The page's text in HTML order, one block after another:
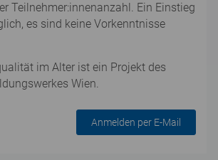
Teilnehmer:innenanzahl. Ein Einstieg
es sind keine Vorkenntnisse
im Alter ist ein Projekt des
Wien.
Anmelden per E-Mail